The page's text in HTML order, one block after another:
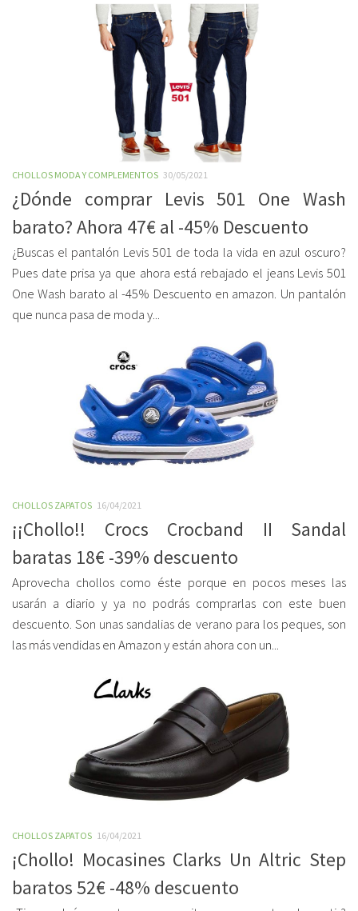
CHOLLOS MODA Y COMPLEMENTOS 30/05/2021
¿Dónde comprar Levis 501 One Wash
barato? Ahora 47€ al -45% Descuento
¿Buscas el pantalón Levis 501 de toda la vida en azul oscuro?
Pues date prisa ya que ahora está rebajado el jeans Levis 501
One Wash barato al -45% Descuento en amazon. Un pantalón
que nunca pasa de moda y...
CHOLLOS ZAPATOS 16/04/2021
¡¡Chollo!! Crocs Crocband II Sandal
baratas 18€ -39% descuento
Aprovecha chollos como éste porque en pocos meses las
usarán a diario y ya no podrás comprarlas con este buen
descuento. Son unas sandalias de verano para los peques, son
las más vendidas en Amazon y están ahora con un...
CHOLLOS ZAPATOS 16/04/2021
¡Chollo! Mocasines Clarks Un Altric Step
baratos 52€ -48% descuento